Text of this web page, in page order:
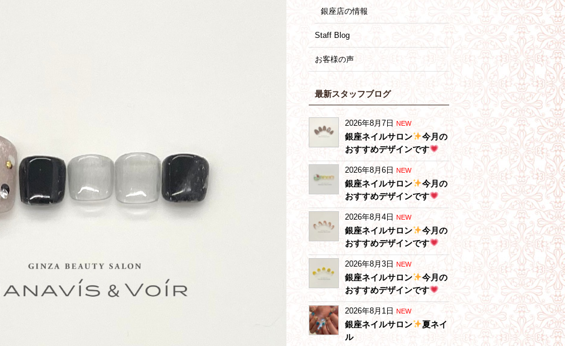
銀座店の情報
Staff Blog
お客様の声
最新スタッフブログ
2026年8月7日 NEW
銀座ネイルサロン
今月の
おすすめデザインです
2026年8月6日 NEW
銀座ネイルサロン
今月の
おすすめデザインです
2026年8月4日 NEW
銀座ネイルサロン
今月の
おすすめデザインです
2026年8月3日 NEW
銀座ネイルサロン
今月の
おすすめデザインです
2026年8月1日 NEW
銀座ネイルサロン
夏ネイ
ル